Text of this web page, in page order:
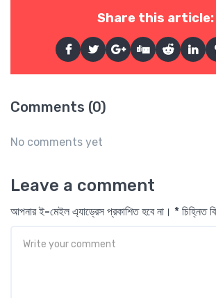
Share this article:
Comments (0)
No comments yet
Leave a comment
আপনার ই-মেইল এ্যাড্রেস প্রকাশিত হবে না। * চিহ্নিত